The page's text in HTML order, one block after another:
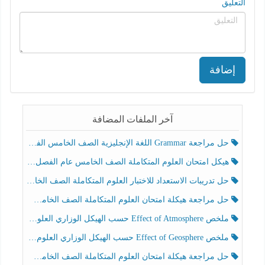
التعليق
إضافة
آخر الملفات المضافة
حل مراجعة Grammar اللغة الإنجليزية الصف الخامس الفصل الثالث
هيكل امتحان العلوم المتكاملة الصف الخامس عام الفصل الدراسي الثالث 2025-2026
حل تدريبات الاستعداد للاختبار العلوم المتكاملة الصف الخامس عام الفصل الثالث
حل مراجعة هيكلة امتحان العلوم المتكاملة الصف الخامس انسبير الفصل الثالث
ملخص Effect of Atmosphere حسب الهيكل الوزاري العلوم المتكاملة الصف الخامس انسبير الفصل الثالث
ملخص Effect of Geosphere حسب الهيكل الوزاري العلوم المتكاملة الصف الخامس انسبير الفصل الثالث
حل مراجعة هيكلة امتحان العلوم المتكاملة الصف الخامس عام الفصل الثالث